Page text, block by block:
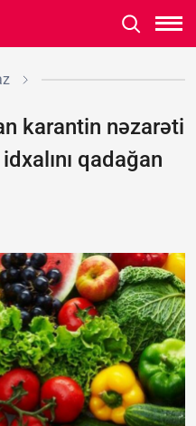
karantin nəzarəti
qadağan